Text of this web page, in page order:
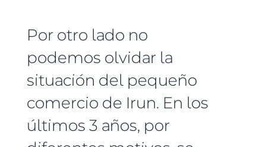
Por otro lado no
podemos olvidar la
situación del pequeño
comercio de Irun. En los
últimos 3 años, por